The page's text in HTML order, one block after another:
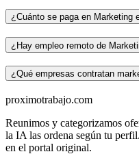
¿Cuánto se paga en Marketing
¿Hay empleo remoto de
¿Qué empresas contratan
proximotrabajo.com
Reunimos y categorizamos
la IA las ordena según tu
en el portal original.